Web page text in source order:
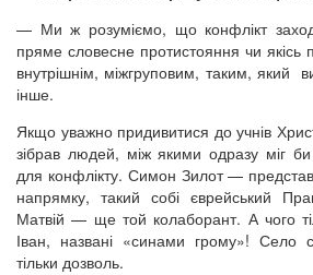
— Ми ж розуміємо, що конфлікт
пряме словесне протистояння чи якісь
внутрішнім, міжгруповим, таким, який
інше.
Якщо уважно придивитися до учнів
зібрав людей, між якими одразу міг
для конфлікту. Симон Зилот —
напрямку, такий собі єврейський
Матвій — ще той колаборант. А чого
Іван, названі «синами грому»! Село
тільки дозволь.